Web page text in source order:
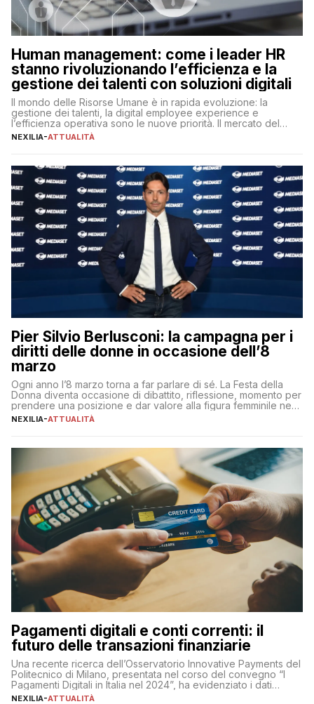
Human management: come i leader HR
stanno rivoluzionando l’efficienza e la
gestione dei talenti con soluzioni digitali
Il mondo delle Risorse Umane è in rapida evoluzione: la
gestione dei talenti, la digital employee experience e
l’efficienza operativa sono le nuove priorità. Il mercato del
lavoro, d’altra parte, è sempre più competitivo con una lotta
NEXILIA-ATTUALITÀ
Pier Silvio Berlusconi: la campagna per i
diritti delle donne in occasione dell’8
marzo
Ogni anno l’8 marzo torna a far parlare di sé. La Festa della
Donna diventa occasione di dibattito, riflessione, momento per
prendere una posizione e dar valore alla figura femminile nella
sua complessità e crucialità. A lanciare un messaggio “forte e
NEXILIA-ATTUALITÀ
Pagamenti digitali e conti correnti: il
futuro delle transazioni finanziarie
Una recente ricerca dell’Osservatorio Innovative Payments del
Politecnico di Milano, presentata nel corso del convegno “I
Pagamenti Digitali in Italia nel 2024”, ha evidenziato i dati
definitivi del primo semestre 2024 relativamente alle
NEXILIA-ATTUALITÀ